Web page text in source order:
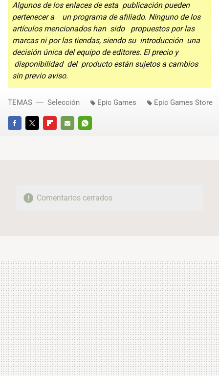
Algunos de los enlaces de esta publicación pueden
pertenecer a un programa de afiliado. Ninguno de los
artículos mencionados han sido propuestos por las
marcas ni por las tiendas, siendo su introducción una
decisión única del equipo de editores. El precio y
disponibilidad del producto están sujetos a cambios
sin previo aviso.
FACEBOOKTWITTERFLIPBOARD
E-
WHATSAPP
TEMAS Selección Epic Games Epic Games Store
Comentarios cerrados